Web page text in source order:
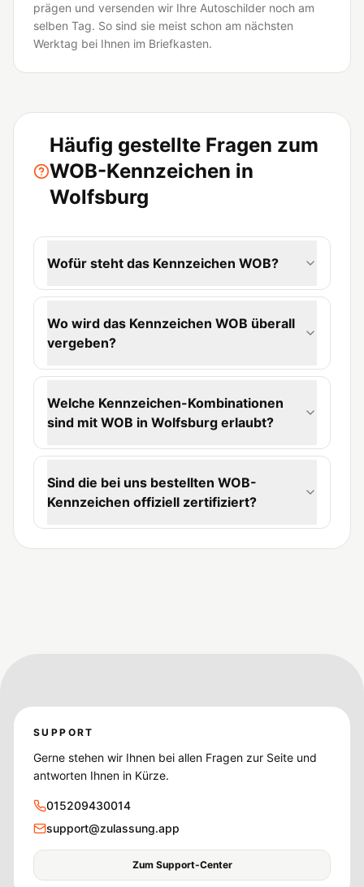
prägen und versenden wir Ihre Autoschilder noch am
selben Tag. So sind sie meist schon am nächsten
Werktag bei Ihnen im Briefkasten.
Häufig gestellte Fragen zum
WOB-Kennzeichen in
Wolfsburg
Wofür steht das Kennzeichen WOB?
Wo wird das Kennzeichen WOB überall
vergeben?
Welche Kennzeichen-Kombinationen
sind mit WOB in Wolfsburg erlaubt?
Sind die bei uns bestellten WOB-
Kennzeichen offiziell zertifiziert?
SUPPORT
Gerne stehen wir Ihnen bei allen Fragen zur Seite und
antworten Ihnen in Kürze.
015209430014
support@zulassung.app
Zum Support-Center